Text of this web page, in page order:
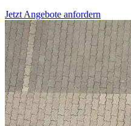
Jetzt Angebote anfordern